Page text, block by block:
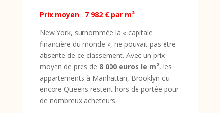
Prix moyen : 7 982 € par m²
New York, surnommée la « capitale
financière du monde », ne pouvait pas être
absente de ce classement. Avec un prix
moyen de près de 8 000 euros le m², les
appartements à Manhattan, Brooklyn ou
encore Queens restent hors de portée pour
de nombreux acheteurs.